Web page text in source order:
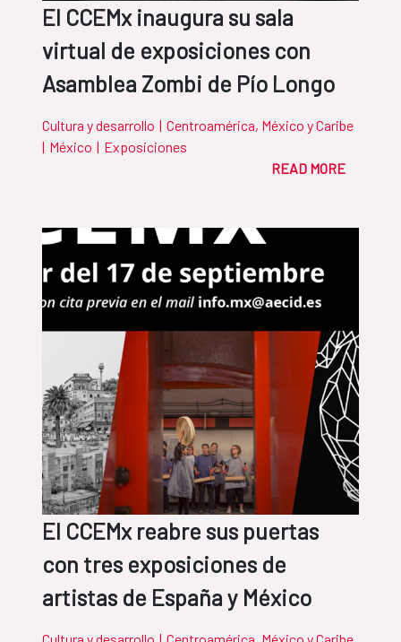
El CCEMx inaugura su sala
virtual de exposiciones con
Asamblea Zombi de Pío Longo
Cultura y desarrollo | Centroamérica, México y Caribe
| México | Exposiciones
READ MORE
El CCEMx reabre sus puertas
con tres exposiciones de
artistas de España y México